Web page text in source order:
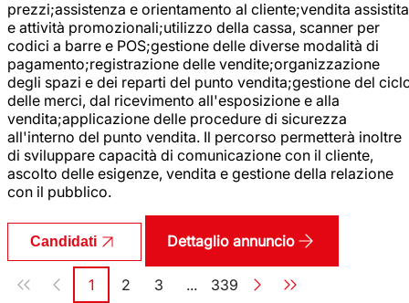
prezzi;assistenza e orientamento al cliente;vendita assistita
e attività promozionali;utilizzo della cassa, scanner per
codici a barre e POS;gestione delle diverse modalità di
pagamento;registrazione delle vendite;organizzazione
degli spazi e dei reparti del punto vendita;gestione del
delle merci, dal ricevimento all'esposizione e alla
vendita;applicazione delle procedure di sicurezza
all'interno del punto vendita. Il percorso permetterà inoltre
di sviluppare capacità di comunicazione con il cliente,
ascolto delle esigenze, vendita e gestione della relazione
con il pubblico.
Candidati Dettaglio annuncio
Paginazione
Pagina
1 Pagina
2 Pagina
3 ... Pagina
339